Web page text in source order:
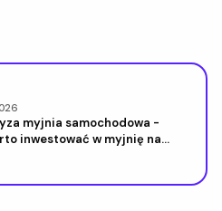
myjnia samochodowa -
inwestować w myjnię na